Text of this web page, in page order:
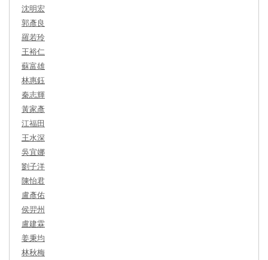
沈明宏
郭彥良
羅若玲
王裕仁
蘇富雄
林惠鈺
秦志輝
黃家彥
江福田
王水深
吳宜娜
劉子洋
陳怡君
盧彥佑
侯羿州
盧建霖
姜秉均
林秋梅